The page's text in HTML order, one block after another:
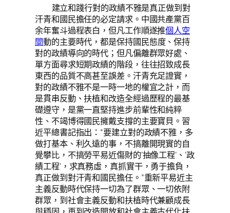
建立和踐行對的政績不雅是真正做到對
汗青和國民擔任的必定請求。中國共產黨百
余年奮斗過程表白，但凡工作順遂推個人空
間動的主要時代，都是保持國民態度、保持
對的政績導向的時代；但凡偏離群眾好處、
單方面尋求短期政績的階段，往往招致成長
東西的品質不高甚至誤差。汗青充足證實，
對的政績不雅不是一時一地的權宜之計，而
是貫串反動、扶植和改造全經過歷程的最基
礎遵守，是黨一直堅持進步前輩性和純粹
性、不竭博得國民擁戴支撐的主要寶貝。習
近平總書記指出：“要建立對的政績不雅，多
做打基本、利久遠的事，不搞離開現實的自
覺攀比，不搞勞平易近傷財的‘抽像工程’、‘政
績工程’，求真務虛，真抓實干，勇于擔負，
真正做到對汗青和國民擔任。”重新平易近主
主義反動時代保持一切為了群眾、一切依附
群眾，到社會主義反動和扶植時代兼顧成長